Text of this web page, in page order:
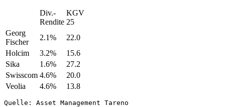
Div.-
Rendite
KGV
25
Georg
Fischer
2.1%
22.0
Holcim
3.2%
15.6
Sika
1.6%
27.2
Swisscom 4.6%
20.0
Veolia
4.6% 13.8
Quelle: Asset Management Tareno